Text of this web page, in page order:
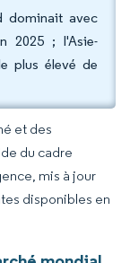
dominait avec
2025 ; l'Asie-
plus élevé de
et des
du cadre
mis à jour
disponibles en